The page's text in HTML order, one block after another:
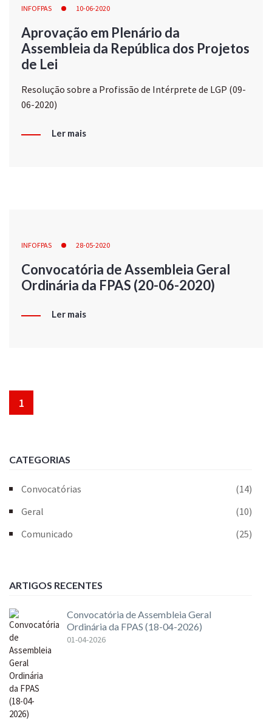
INFOFPAS 10-06-2020
Aprovação em Plenário da
Assembleia da República dos Projetos
de Lei
Resolução sobre a Profissão de Intérprete de LGP (09-
06-2020)
Ler mais
INFOFPAS 28-05-2020
Convocatória de Assembleia Geral
Ordinária da FPAS (20-06-2020)
Ler mais
1
CATEGORIAS
Convocatórias
(14)
Geral
(10)
Comunicado
(25)
ARTIGOS RECENTES
Convocatória de Assembleia Geral
Ordinária da FPAS (18-04-2026)
01-04-2026